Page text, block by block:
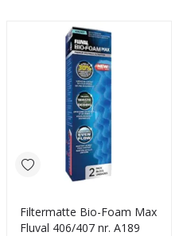
Filtermatte Bio-Foam Max
Fluval 406/407 nr. A189